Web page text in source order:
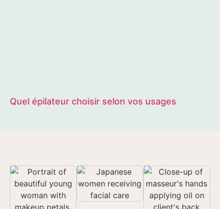
Quel épilateur choisir selon vos usages